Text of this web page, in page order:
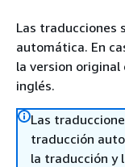
Las traducciones
automática. En
la version original
inglés.
Las
traducción
la traducción y